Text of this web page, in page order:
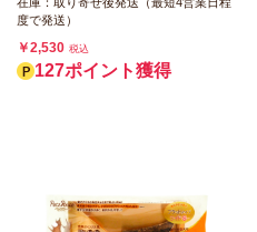
度で発送）
￥2,530 税込
127ポイント獲得